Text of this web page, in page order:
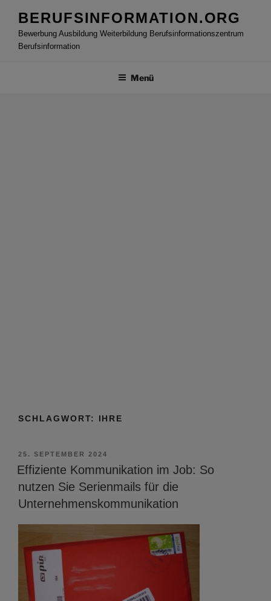
Inhalt
springen
BERUFSINFORMATION.ORG
Bewerbung Ausbildung Weiterbildung Berufsinformationszentrum
Berufsinformation
Menü
SCHLAGWORT: IHRE
VERÖFFENTLICHT
AM
25. SEPTEMBER 2024
Effiziente Kommunikation im Job: So
nutzen Sie Serienmails für die
Unternehmenskommunikation